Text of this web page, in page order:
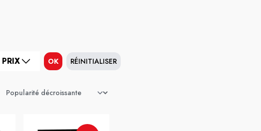
PRIX OK RÉINITIALISER